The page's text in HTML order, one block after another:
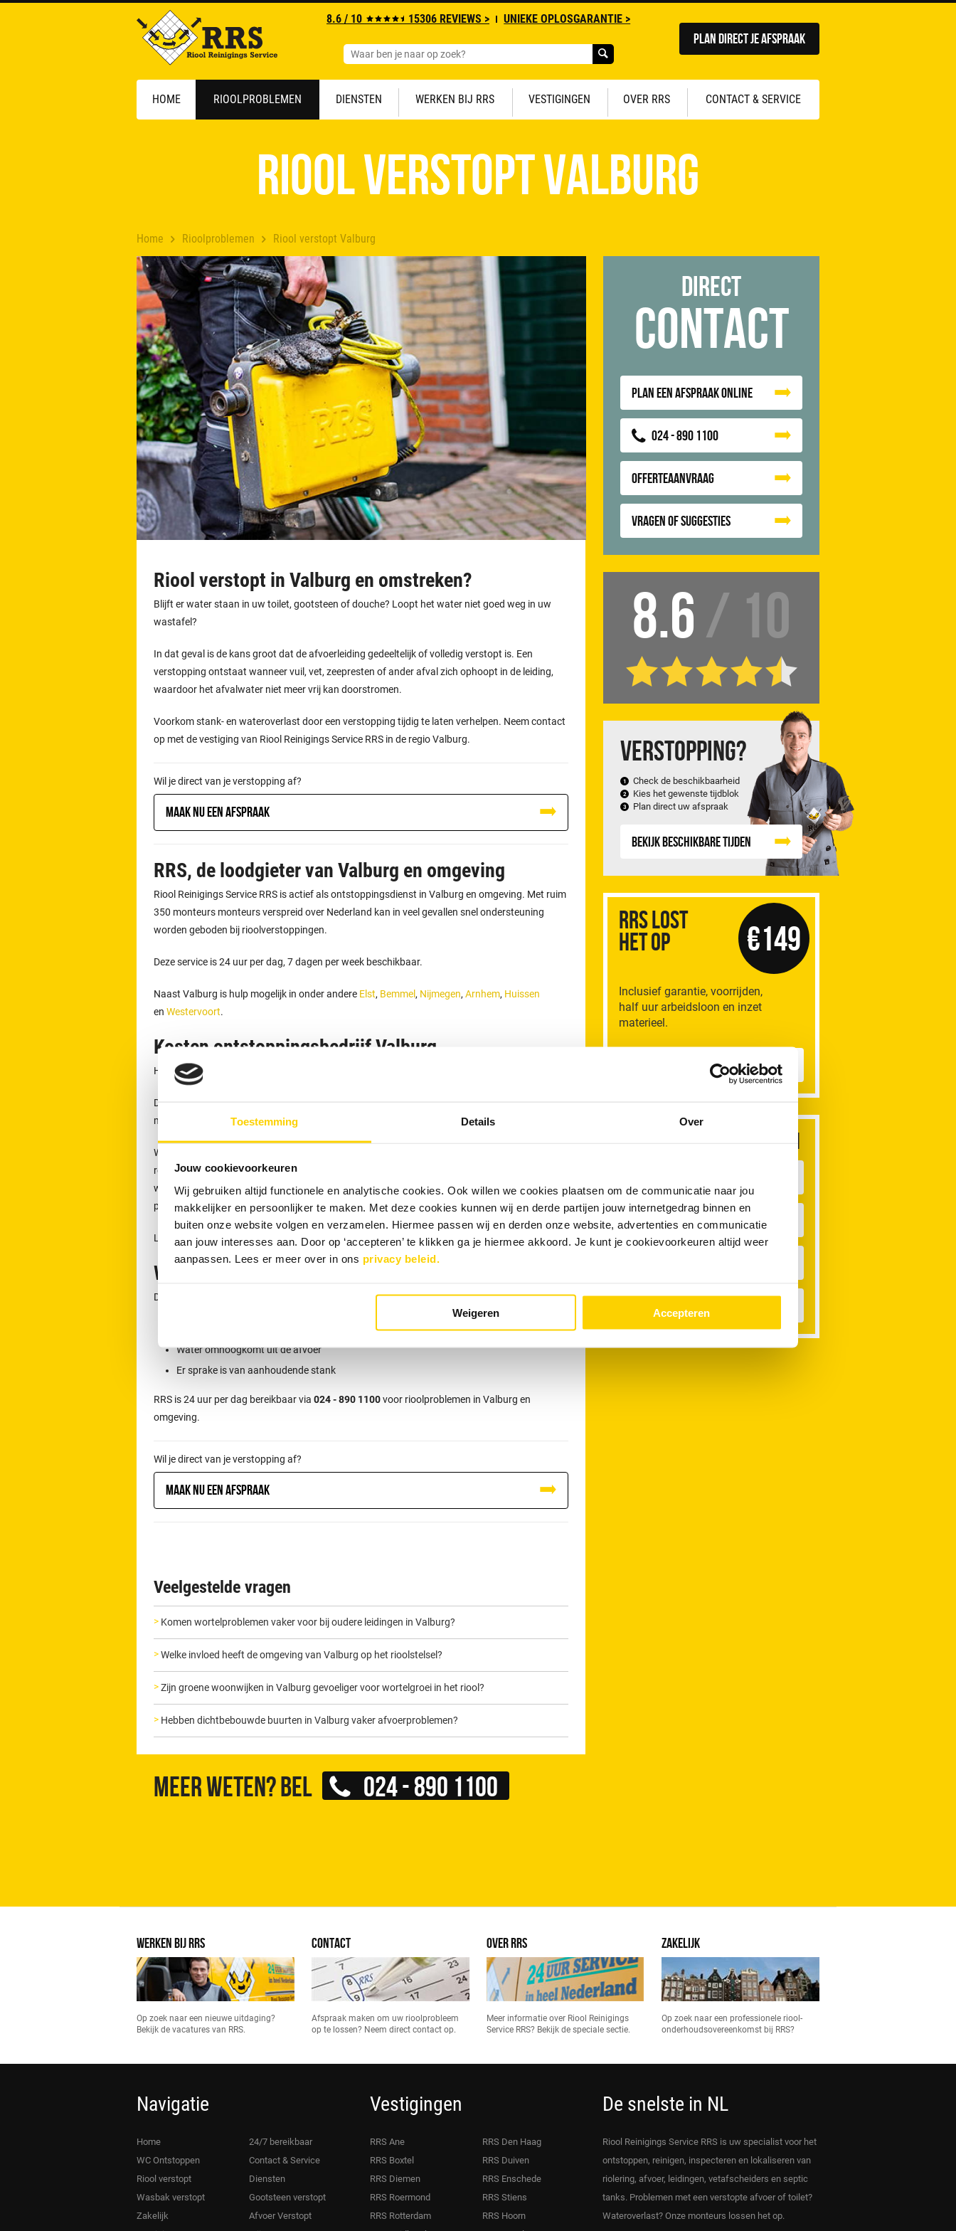
Toestemming Details Over
Jouw cookievoorkeuren
Wij gebruiken altijd functionele en analytische cookies. Ook willen we cookies plaatsen om de communicatie naar jou
makkelijker en persoonlijker te maken. Met deze cookies kunnen wij en derde partijen jouw internetgedrag binnen en
buiten onze website volgen en verzamelen. Hiermee passen wij en derden onze website, advertenties en communicatie
aan jouw interesses aan. Door op ‘accepteren’ te klikken ga je hiermee akkoord. Je kunt je cookievoorkeuren altijd weer
aanpassen. Lees er meer over in ons privacy beleid.
Weigeren Accepteren
8.6 / 10 15306 REVIEWS > UNIEKE OPLOSGARANTIE >
Plan direct je afspraak
HOME RIOOLPROBLEMEN DIENSTEN WERKEN BIJ RRS VESTIGINGEN OVER RRS CONTACT & SERVICE
Home Rioolproblemen Riool verstopt Valburg
Riool verstopt Valburg
Riool verstopt in Valburg en omstreken?
Blijft er water staan in uw toilet, gootsteen of douche? Loopt het water niet goed weg in uw
wastafel?
In dat geval is de kans groot dat de afvoerleiding gedeeltelijk of volledig verstopt is. Een
verstopping ontstaat wanneer vuil, vet, zeepresten of ander afval zich ophoopt in de leiding,
waardoor het afvalwater niet meer vrij kan doorstromen.
Voorkom stank- en wateroverlast door een verstopping tijdig te laten verhelpen. Neem contact
op met de vestiging van Riool Reinigings Service RRS in de regio Valburg.
Wil je direct van je verstopping af?
Maak nu een afspraak
RRS, de loodgieter van Valburg en omgeving
Riool Reinigings Service RRS is actief als ontstoppingsdienst in Valburg en omgeving. Met ruim
350 monteurs monteurs verspreid over Nederland kan in veel gevallen snel ondersteuning
worden geboden bij rioolverstoppingen.
Deze service is 24 uur per dag, 7 dagen per week beschikbaar.
Naast Valburg is hulp mogelijk in onder andere Elst, Bemmel , Nijmegen, Arnhem, Huissen
en Westervoort.
Kosten ontstoppingsbedrijf Valburg
Het starttarief bedraagt € 149,- inclusief BTW.
Dit tarief geldt voor het eerste half uur en is inclusief voorrijkosten en inzet van standaard
materieel. In 85 % van de gevallen kan de verstopping binnen dit tarief worden verholpen.
Wanneer de werkzaamheden langer duren, wordt € 32,50 inclusief BTW per extra kwartier in
rekening gebracht. De genoemde bedragen zijn exclusief eventuele avond- of
weekendtoeslagen. De prijzen gelden voor particulieren. Betaling vindt bij voorkeur per PIN
plaats.
Lees meer over onze tarieven, garantie en geen succes, geen betaling!
Wanneer direct contact opnemen?
Direct contact is aan te raden wanneer:
Water omhoogkomt uit de afvoer
Er sprake is van aanhoudende stank
RRS is 24 uur per dag bereikbaar via 024 - 890 1100voor rioolproblemen in Valburg en
omgeving.
Wil je direct van je verstopping af?
Maak nu een afspraak
Veelgestelde vragen
Komen wortelproblemen vaker voor bij oudere leidingen in Valburg?
Welke invloed heeft de omgeving van Valburg op het rioolstelsel?
Zijn groene woonwijken in Valburg gevoeliger voor wortelgroei in het riool?
Hebben dichtbebouwde buurten in Valburg vaker afvoerproblemen?
Meer weten? Bel 024 - 890 1100
Direct
Contact
Plan een afspraak online
024 - 890 1100
Offerteaanvraag
Vragen of suggesties
8.6 / 10
Verstopping?
Check de beschikbaarheid
Kies het gewenste tijdblok
Plan direct uw afspraak
Bekijk beschikbare tijden
RRS Lost
het op
Inclusief garantie, voorrijden,
half uur arbeidsloon en inzet
materieel.
€149
Andere rioolproblemen
Wastafel Verstopt
WERKEN BIJ RRS
Op zoek naar een nieuwe uitdaging?
Bekijk de vacatures van RRS.
CONTACT
Afspraak maken om uw rioolprobleem
op te lossen? Neem direct contact op.
OVER RRS
Meer informatie over Riool Reinigings
Service RRS? Bekijk de speciale sectie.
ZAKELIJK
Op zoek naar een professionele riool-
onderhoudsovereenkomst bij RRS?
Navigatie
Home
WC Ontstoppen
Riool verstopt
Wasbak verstopt
Zakelijk
24/7 bereikbaar
Contact & Service
Diensten
Gootsteen verstopt
Afvoer Verstopt
Vestigingen
RRS Ane
RRS Boxtel
RRS Diemen
RRS Roermond
RRS Rotterdam
RRS Den Haag
RRS Duiven
RRS Enschede
RRS Stiens
RRS Hoorn
De snelste in NL
Riool Reinigings Service RRS is uw specialist voor het
ontstoppen, reinigen, inspecteren en lokaliseren van
riolering, afvoer, leidingen, vetafscheiders en septic
tanks. Problemen met een verstopte afvoer of toilet?
Wateroverlast? Onze monteurs lossen het op.